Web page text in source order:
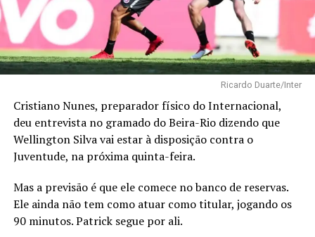
Ricardo Duarte/Inter
Cristiano Nunes, preparador físico do Internacional,
deu entrevista no gramado do Beira-Rio dizendo que
Wellington Silva vai estar à disposição contra o
Juventude, na próxima quinta-feira.
Mas a previsão é que ele comece no banco de reservas.
Ele ainda não tem como atuar como titular, jogando os
90 minutos. Patrick segue por ali.